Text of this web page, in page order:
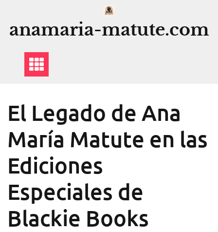
contenido
anamaria-matute.com
El Legado de Ana
María Matute en las
Ediciones
Especiales de
Blackie Books